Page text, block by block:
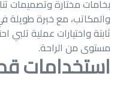
بخامات مختارة وتصميمات
والمكاتب، مع خبرة
ثابتة واختيارات عملية تلبي
مستوى من الراحة.
استخدامات